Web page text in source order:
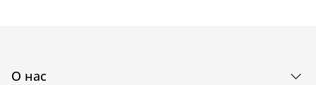
О нас